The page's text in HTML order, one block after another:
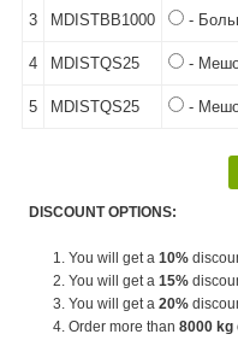
3 MDISTBB1000 -
4 MDISTQS25 -
5 MDISTQS25 -
DISCOUNT OPTIONS:
1. You will get a 10%
2. You will get a 15%
3. You will get a 20%
4. Order more than 8000 kg